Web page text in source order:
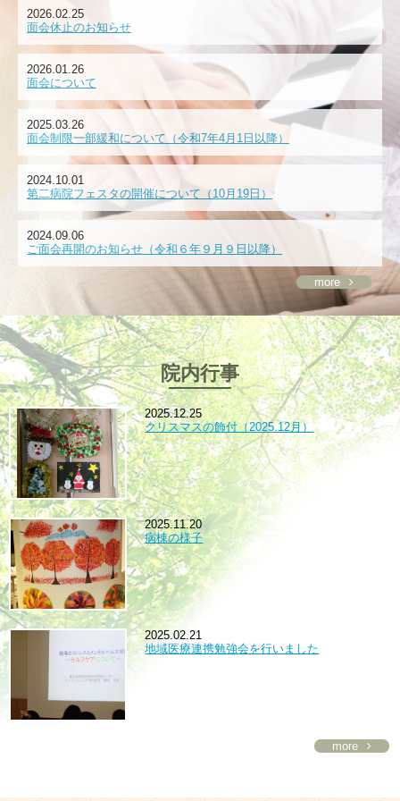
2026.02.25
面会休止のお知らせ
2026.01.26
面会について
2025.03.26
面会制限一部緩和について（令和7年4月1日以降）
2024.10.01
第二病院フェスタの開催について（10月19日）
2024.09.06
ご面会再開のお知らせ（令和６年９月９日以降）
more
院内行事
2025.12.25
クリスマスの飾付（2025.12月）
2025.11.20
病棟の様子
2025.02.21
地域医療連携勉強会を行いました
more